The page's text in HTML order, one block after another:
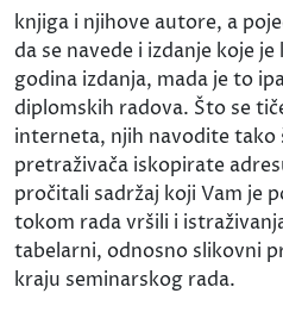
knjiga i njihove autore, a
da se navede i izdanje koje
godina izdanja, mada je to
diplomskih radova. Što se
interneta, njih navodite tako
pretraživača iskopirate
pročitali sadržaj koji Vam je
tokom rada vršili i
tabelarni, odnosno slikovni
kraju seminarskog rada.